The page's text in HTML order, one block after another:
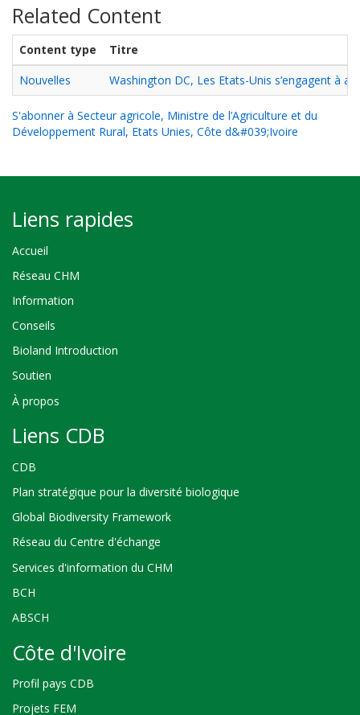
Related Content
Content type
Titre
Nouvelles
Washington DC, Les Etats-Unis s’engagent à
S'abonner à Secteur agricole, Ministre de l’Agriculture et du
Développement Rural, Etats Unies, Côte d&#039;Ivoire
Liens rapides
Accueil
Réseau CHM
Information
Conseils
Bioland Introduction
Soutien
À propos
Liens CDB
CDB
Plan stratégique pour la diversité biologique
Global Biodiversity Framework
Réseau du Centre d'échange
Services d'information du CHM
BCH
ABSCH
Côte d'Ivoire
Profil pays CDB
Projets FEM